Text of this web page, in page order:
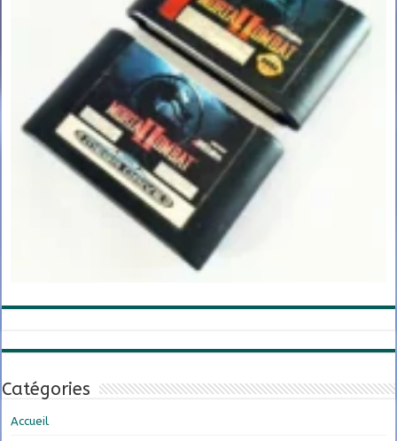
Catégories
Accueil